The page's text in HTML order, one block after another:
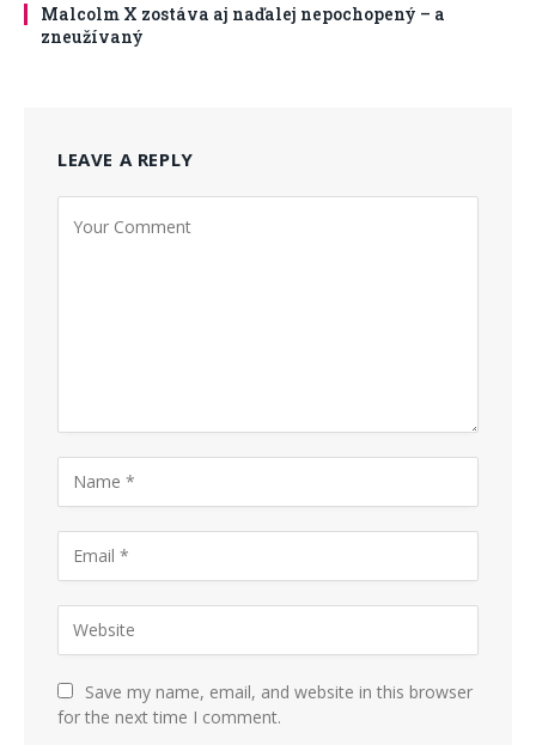
Malcolm X zostáva aj naďalej nepochopený – a
zneužívaný
LEAVE A REPLY
Save my name, email, and website in this browser
for the next time I comment.